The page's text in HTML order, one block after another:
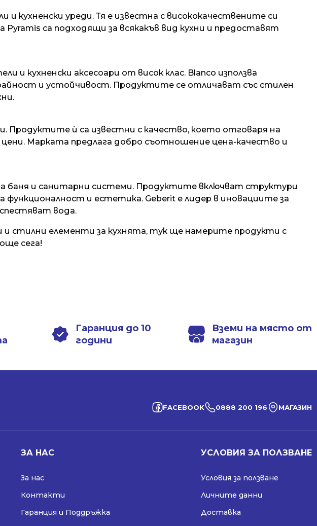
и кухненски уреди. Тя е известна с висококачествените си
са подходящи за всякакъв вид кухни и предоставят
и кухненски аксесоари от висок клас. Blanco използва
и устойчивост. Продуктите се отличават със стилен
Продуктите ѝ са известни с качество, което отговаря на
Марката предлага добро съотношение цена-качество и
баня и санитарни системи. Продуктите включват структури
и естетика. Geberit е лидер в иновациите за
вода.
стилни елементи за кухнята, тук ще намерите продукти с
сега!
Гаранция до 10
години
Вземи на място от
магазин
FACEBOOK 0888 200 196 МАГАЗИН
ЗА НАС
За нас
Контакти
Гаранция и Поддръжка
УСЛОВИЯ ЗА ПОЛЗВАНЕ
Условия за ползване
Личните данни
Доставка